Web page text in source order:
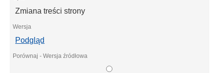
Zmiana treści strony
Podgląd